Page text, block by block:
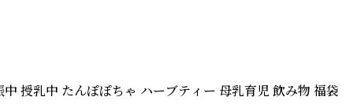
授乳中 たんぽぽちゃ ハーブティー 母乳育児 飲み物 福袋